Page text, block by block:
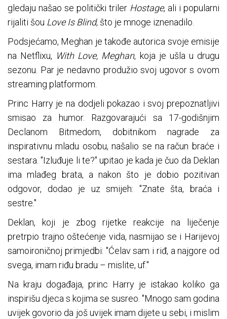
gledaju našao se politički triler Hostage, ali i popularni
rijaliti šou Love Is Blind, što je mnoge iznenadilo.
Podsjećamo, Meghan je takođe autorica svoje emisije
na Netflixu, With Love, Meghan, koja je ušla u drugu
sezonu. Par je nedavno produžio svoj ugovor s ovom
streaming platformom.
Princ Harry je na dodjeli pokazao i svoj prepoznatljivi
smisao za humor. Razgovarajući sa 17-godišnjim
Declanom Bitmedom, dobitnikom nagrade za
inspirativnu mladu osobu, našalio se na račun braće i
sestara. "Izluđuje li te?" upitao je kada je čuo da Deklan
ima mlađeg brata, a nakon što je dobio pozitivan
odgovor, dodao je uz smijeh: "Znate šta, braća i
sestre."
Deklan, koji je zbog rijetke reakcije na liječenje
pretrpio trajno oštećenje vida, nasmijao se i Harijevoj
samoironičnoj primjedbi: "Ćelav sam i riđ, a najgore od
svega, imam riđu bradu – mislite, uf."
Na kraju događaja, princ Harry je istakao koliko ga
inspirišu djeca s kojima se susreo. "Mnogo sam godina
uvijek govorio da još uvijek imam dijete u sebi, i mislim